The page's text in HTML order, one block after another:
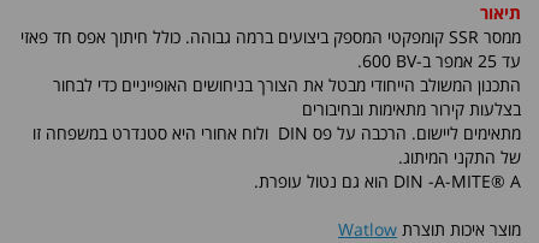
תיאור
ממסר
SSR קומפקטי המספק ביצועים ברמה גבוהה. כולל חיתוך אפס חד פאזי
עד 25 אמפר ב-
600 BV
.
התכנון המשולב הייחודי מבטל את הצורך בניחושים האופייניים כדי לבחור
בצלעות קירור מתאימות ובחיבורים
מתאימים ליישום. הרכבה על פס DIN ולוח אחורי היא סטנדרט במשפחה זו
של התקני המיתוג.
DIN -A-MITE® A הוא גם נטול עופרת.
מוצר איכות תוצרת Watlow